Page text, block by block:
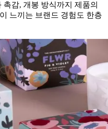
감, 개봉 방식까지 제품의
느끼는 브랜드 경험도 한층